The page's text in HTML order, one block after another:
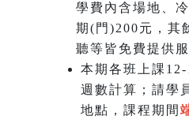
學費內含場地、
期(門)200元，其
聽等皆免費提供服
本期各班上課
週數計算；請學
地點，課程期間